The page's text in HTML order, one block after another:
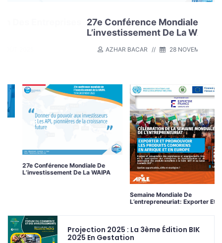
27e Conférence Mondiale De
L’investissement De La WAIPA
28 NOVEMBRE 2023
Semaine
Exporter
Mondiale
3ème
(BIK)
AZHAR
27e
AZHAR
Semaine
Exporter
Mondiale
27e Conférence Mondiale De
L’investissement De La WAIPA
Semaine Mondiale De
L’entrepreneuriat: Exporter Et
L’entrepreneuriat:
Projection 2025 : La 3ème Édition BIK
2025 En Gestation